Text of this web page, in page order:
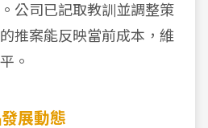
公司已記取教訓並調整策
推案能反映當前成本，維
。
展動態